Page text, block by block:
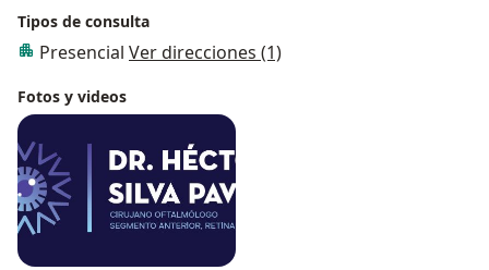
Tipos de consulta
Presencial Ver direcciones (1)
Fotos y videos